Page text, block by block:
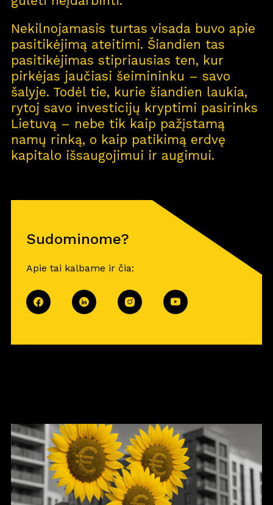
Nekilnojamasis turtas visada buvo apie
pasitikėjimą ateitimi. Šiandien tas
pasitikėjimas stipriausias ten, kur
pirkėjas jaučiasi šeimininku – savo
šalyje. Todėl tie, kurie šiandien laukia,
rytoj savo investicijų kryptimi pasirinks
Lietuvą – nebe tik kaip pažįstamą
namų rinką, o kaip patikimą erdvę
kapitalo išsaugojimui ir augimui.
Sudominome?
Apie tai kalbame ir čia: